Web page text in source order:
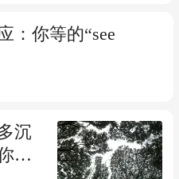
：你等的“see
沉
先